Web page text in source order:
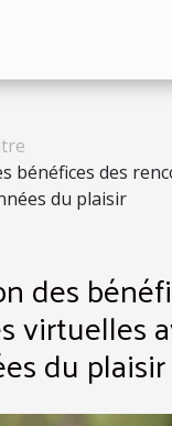
bénéfices des
du plaisir
des
virtuelles
du plaisir